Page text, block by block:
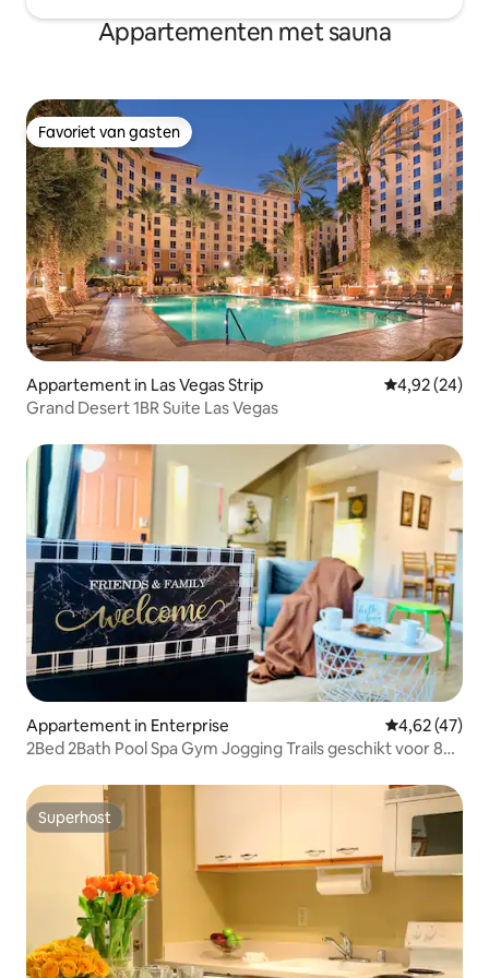
Appartementen met sauna
Favoriet van gasten
Favoriet van gasten
Appartement in Las Vegas Strip Gemiddelde
4,92 (24)
Grand Desert 1BR Suite Las Vegas
Appartement in Enterprise Gemiddelde
4,62 (47)
2Bed 2Bath Pool Spa Gym Jogging Trails geschikt voor 8
Superhost
Superhost